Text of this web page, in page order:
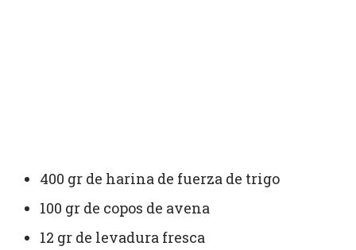
400 gr de harina de fuerza de trigo
100 gr de copos de avena
12 gr de levadura fresca